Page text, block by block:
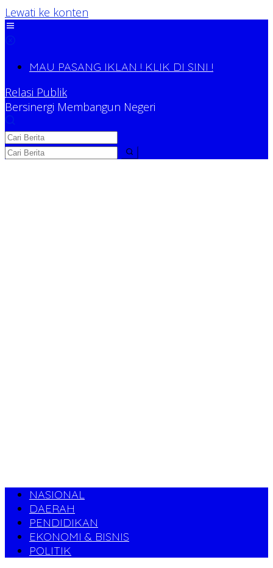
Lewati ke konten
MAU PASANG IKLAN ! KLIK DI SINI !
Relasi Publik
Bersinergi Membangun Negeri
NASIONAL
DAERAH
PENDIDIKAN
EKONOMI & BISNIS
POLITIK